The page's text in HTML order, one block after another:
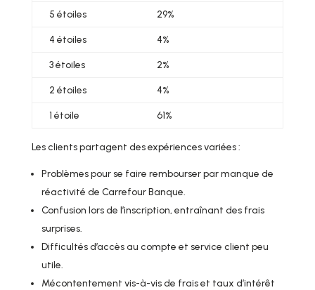
5 étoiles 29%
4 étoiles 4%
3 étoiles 2%
2 étoiles 4%
1 étoile 61%
Les clients partagent des expériences variées :
Problèmes pour se faire rembourser par manque de
réactivité de Carrefour Banque.
Confusion lors de l’inscription, entraînant des frais
surprises.
Difficultés d’accès au compte et service client peu
utile.
Mécontentement vis-à-vis de frais et taux d’intérêt